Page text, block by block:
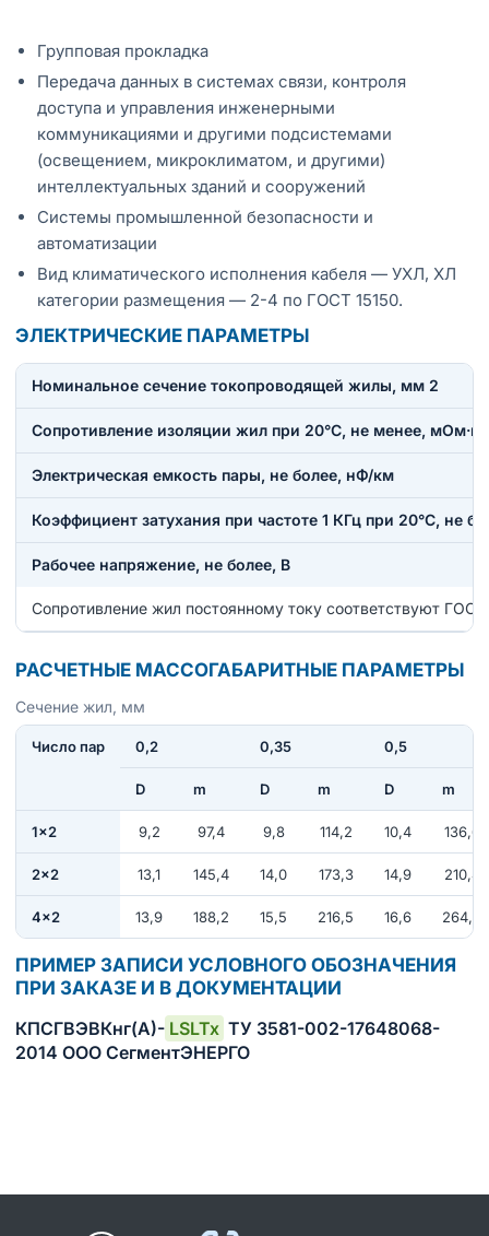
Групповая прокладка
Передача данных в системах связи, контроля
доступа и управления инженерными
коммуникациями и другими подсистемами
(освещением, микроклиматом, и другими)
интеллектуальных зданий и сооружений
Системы промышленной безопасности и
автоматизации
Вид климатического исполнения кабеля — УХЛ, ХЛ
категории размещения — 2-4 по ГОСТ 15150.
ЭЛЕКТРИЧЕСКИЕ ПАРАМЕТРЫ
Номинальное сечение токопроводящей жилы, мм 2
Сопротивление изоляции жил при 20°С, не менее,
Электрическая емкость пары, не более, нФ/км
Коэффициент затухания при частоте 1 КГц при 20°С, не
Рабочее напряжение, не более, В
Сопротивление жил постоянному току соответствуют
РАСЧЕТНЫЕ МАССОГАБАРИТНЫЕ ПАРАМЕТРЫ
Сечение жил, мм
Число пар 0,2 0,35 0,5
D m D m D m
1×2 9,2 97,4 9,8 114,2 10,4 136,6
2×2 13,1 145,4 14,0 173,3 14,9 210,4
4×2 13,9 188,2 15,5 216,5 16,6 264,5
ПРИМЕР ЗАПИСИ УСЛОВНОГО ОБОЗНАЧЕНИЯ
ПРИ ЗАКАЗЕ И В ДОКУМЕНТАЦИИ
КПСГВЭВКнг(А)- LSLTx ТУ 3581-002-17648068-
2014 ООО СегментЭНЕРГО